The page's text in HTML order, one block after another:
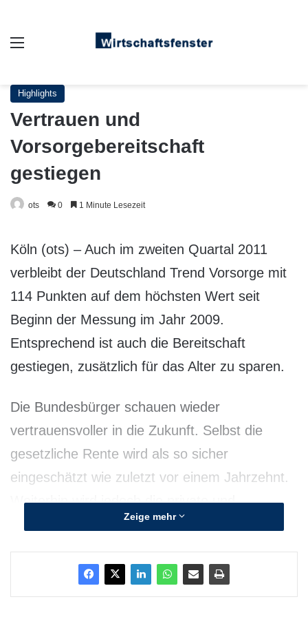
Highlights
Vertrauen und
Vorsorgebereitschaft
gestiegen
ots 0 1 Minute Lesezeit
Köln (ots) – Auch im zweiten Quartal 2011
verbleibt der Deutschland Trend Vorsorge mit
114 Punkten auf dem höchsten Wert seit
Beginn der Messung im Jahr 2009.
Entsprechend ist auch die Bereitschaft
gestiegen, zusätzlich für das Alter zu sparen.
Die Bundesbürger schauen wieder
vertrauensvoller in die Zukunft. Selbst die
gesetzliche Rente wird als so sicher
eingeschätzt wie zuletzt vor einem Jahrzehnt.
Weiterhin wird jedoch die private und
betriebliche Altersvorsorge als
in den nächsten zwölf Monaten mehr in die
eigene Vorsorge zu investieren, erzielt mit 27
Zeige mehr